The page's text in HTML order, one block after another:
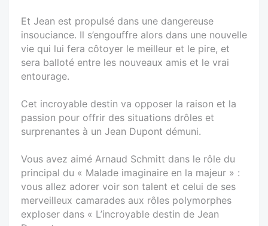
Et Jean est propulsé dans une dangereuse
insouciance. Il s’engouffre alors dans une nouvelle
vie qui lui fera côtoyer le meilleur et le pire, et
sera balloté entre les nouveaux amis et le vrai
entourage.
Cet incroyable destin va opposer la raison et la
passion pour offrir des situations drôles et
surprenantes à un Jean Dupont démuni.
Vous avez aimé Arnaud Schmitt dans le rôle du
principal du « Malade imaginaire en la majeur » :
vous allez adorer voir son talent et celui de ses
merveilleux camarades aux rôles polymorphes
exploser dans « L’incroyable destin de Jean